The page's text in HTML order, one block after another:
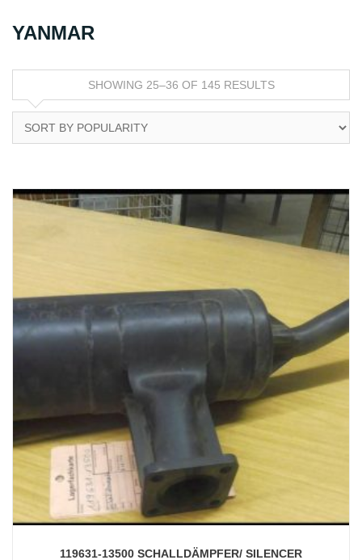
YANMAR
SHOWING 25–36 OF 145 RESULTS
119631-13500 SCHALLDÄMPFER/ SILENCER